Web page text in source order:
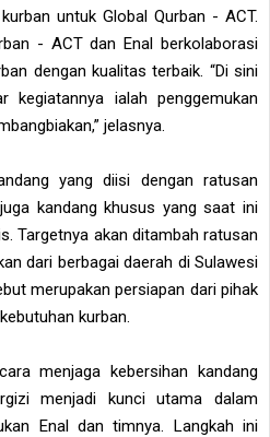
untuk Global Qurban - ACT.
- ACT dan Enal berkolaborasi
dengan kualitas terbaik. “Di sini
kegiatannya ialah penggemukan
jelasnya.
yang diisi dengan ratusan
kandang khusus yang saat ini
Targetnya akan ditambah ratusan
dari berbagai daerah di Sulawesi
merupakan persiapan dari pihak
kurban.
menjaga kebersihan kandang
menjadi kunci utama dalam
Enal dan timnya. Langkah ini